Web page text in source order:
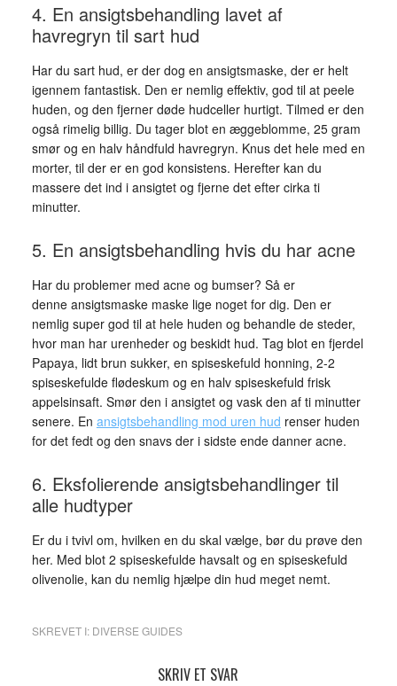
4. En ansigtsbehandling lavet af
havregryn til sart hud
Har du sart hud, er der dog en ansigtsmaske, der er helt
igennem fantastisk. Den er nemlig effektiv, god til at peele
huden, og den fjerner døde hudceller hurtigt. Tilmed er den
også rimelig billig. Du tager blot en æggeblomme, 25 gram
smør og en halv håndfuld havregryn. Knus det hele med en
morter, til der er en god konsistens. Herefter kan du
massere det ind i ansigtet og fjerne det efter cirka ti
minutter.
5. En ansigtsbehandling hvis du har acne
Har du problemer med acne og bumser? Så er
denne ansigtsmaske maske lige noget for dig. Den er
nemlig super god til at hele huden og behandle de steder,
hvor man har urenheder og beskidt hud. Tag blot en fjerdel
Papaya, lidt brun sukker, en spiseskefuld honning, 2-2
spiseskefulde flødeskum og en halv spiseskefuld frisk
appelsinsaft. Smør den i ansigtet og vask den af ti minutter
senere. En ansigtsbehandling mod uren hud renser huden
for det fedt og den snavs der i sidste ende danner acne.
6. Eksfolierende ansigtsbehandlinger til
alle hudtyper
Er du i tvivl om, hvilken en du skal vælge, bør du prøve den
her. Med blot 2 spiseskefulde havsalt og en spiseskefuld
olivenolie, kan du nemlig hjælpe din hud meget nemt.
SKREVET I: DIVERSE GUIDES
SKRIV ET SVAR